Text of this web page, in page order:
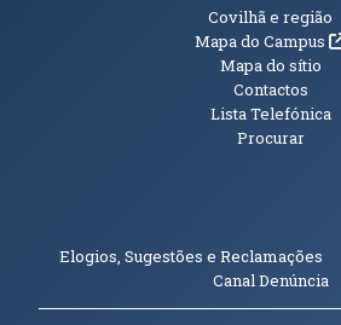
InformaçõesCovilhã e região
Mapa do Campus
Mapa do sítio
Contactos
Lista Telefónica
Procurar
Elogios, Sugestões e Reclamações
Canal Denúncia